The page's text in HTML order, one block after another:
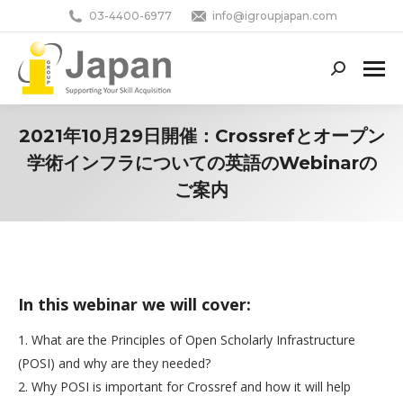
03-4400-6977 info@igroupjapan.com
Search:
2021年10月29日開催：Crossrefとオープン
学術インフラについての英語のWebinarの
ご案内
In this webinar we will cover:
1. What are the Principles of Open Scholarly Infrastructure
(POSI) and why are they needed?
2. Why POSI is important for Crossref and how it will help